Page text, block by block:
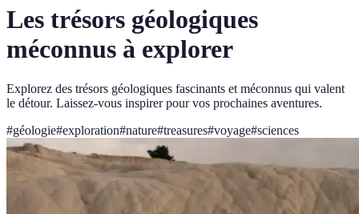
Les trésors géologiques
méconnus à explorer
Explorez des trésors géologiques fascinants et méconnus qui valent
le détour. Laissez-vous inspirer pour vos prochaines aventures.
#géologie#exploration#nature#treasures#voyage#sciences